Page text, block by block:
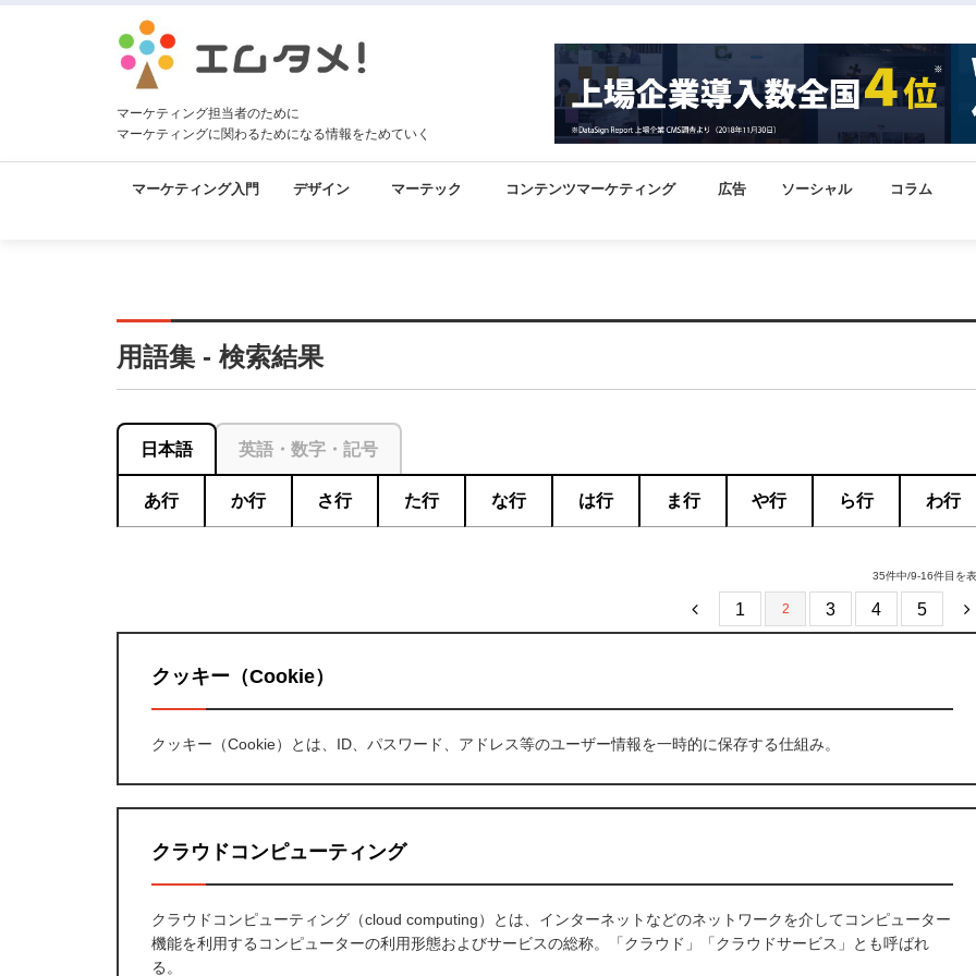
マーケティング担当者のために
マーケティングに関わるためになる情報をためていく
マーケティング入門 デザイン マーテック コンテンツマーケティング 広告 ソーシャル コラム
用語集 - 検索結果
日本語 英語・数字・記号
あ行 か行 さ行 た行 な行 は行 ま行 や行 ら行 わ行
35件中/9-16件目を
1 2 3 4 5
クッキー（Cookie）
クッキー（Cookie）とは、ID、パスワード、アドレス等のユーザー情報を一時的に保存する仕組み。
クラウドコンピューティング
クラウドコンピューティング（cloud computing）とは、インターネットなどのネットワークを介してコンピューター
機能を利用するコンピューターの利用形態およびサービスの総称。「クラウド」「クラウドサービス」とも呼ばれ
る。